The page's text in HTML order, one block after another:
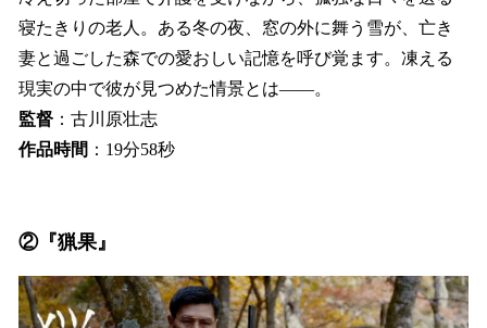
寝たきりの老人。ある冬の夜、窓の外に舞う雪が、亡き
妻と過ごした森での愛おしい記憶を呼び覚ます。凍える
現実の中で彼が見つめた情景とは——。
監督 ：古川原壮志
作品時間 ：19分58秒
②『猟果』